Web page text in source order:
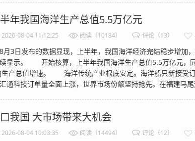
年我国海洋生产总值5.5万亿元
2026-08-04 11:12:25 阅读（10184） 评论（13）
3日发布的数据显现，上半年，我国海洋经济完结稳步增加
显示。 开始核算，上半年我国海洋生产总值5.5万亿元，
生产总值增速。 海洋传统产业根底安定。海洋船只新接受
通科技订单量全面上涨，世界市场份额坚持抢先。在福建马
我国 大市场带来大机会
2026-08-04 10:03:35 阅读（14494） 评论（12）